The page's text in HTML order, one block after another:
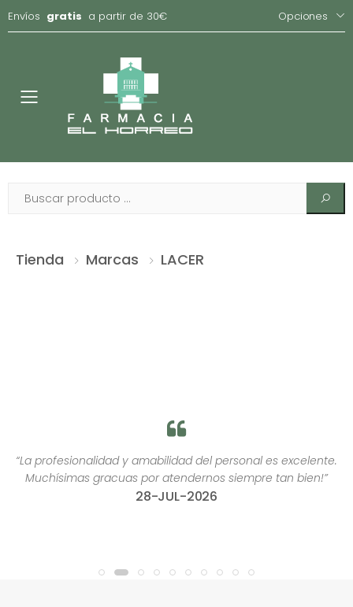
Envíos gratis a partir de 30€ Opciones
Toggle
Tienda Marcas LACER
“La profesionalidad y amabilidad del personal es excelente.
Muchísimas gracuas por atendernos siempre tan bien!”
28-JUL-2026